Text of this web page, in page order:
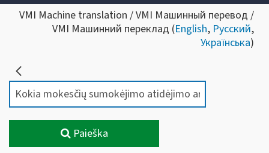
VMI Machine translation / VMI Машинный перевод /
VMI Машинний переклад (English, Русский,
Українська)
Paieška